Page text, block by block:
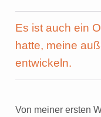
Es ist auch ein
hatte, meine
entwickeln.
Von meiner ersten